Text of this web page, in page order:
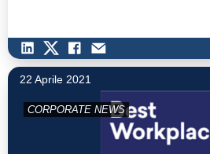
22 Aprile 2021
CORPORATE NEWS